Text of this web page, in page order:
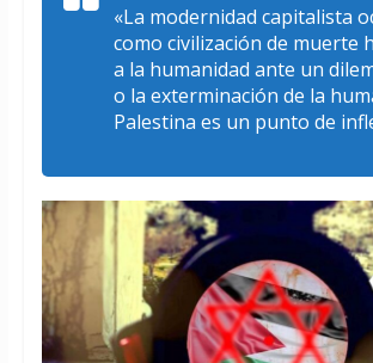
«La modernidad capitalista
como civilización de muerte
a la humanidad ante un
o la exterminación de la
Palestina es un punto de